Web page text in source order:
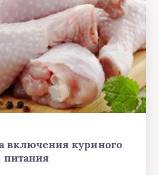
включения куриного
питания